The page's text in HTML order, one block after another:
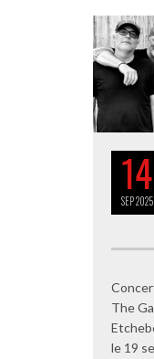
14
SEP2025
The
le 19